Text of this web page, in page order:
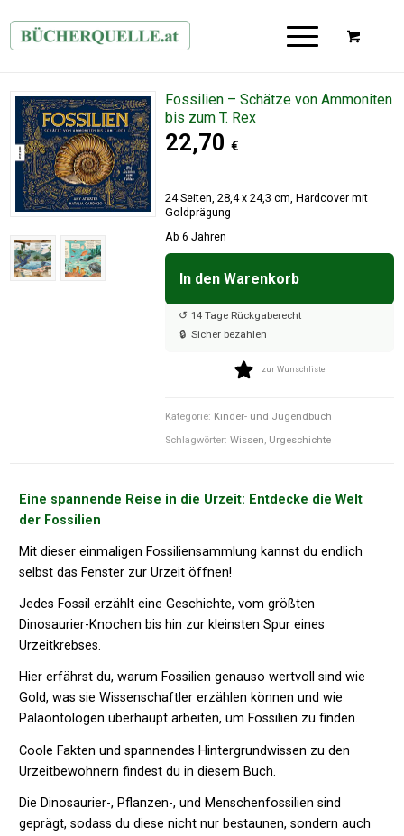
Fossilien – Schätze von Ammoniten
bis zum T. Rex
22,70 €
24 Seiten, 28,4 x 24,3 cm, Hardcover mit
Goldprägung
Ab 6 Jahren
In den Warenkorb
↺ 14 Tage Rückgaberecht
🔒 Sicher bezahlen
zur Wunschliste
Kategorie: Kinder- und Jugendbuch
Schlagwörter: Wissen, Urgeschichte
Eine spannende Reise in die Urzeit: Entdecke die Welt
der Fossilien
Mit dieser einmaligen Fossiliensammlung kannst du endlich
selbst das Fenster zur Urzeit öffnen!
Jedes Fossil erzählt eine Geschichte, vom größten
Dinosaurier-Knochen bis hin zur kleinsten Spur eines
Urzeitkrebses.
Hier erfährst du, warum Fossilien genauso wertvoll sind wie
Gold, was sie Wissenschaftler erzählen können und wie
Paläontologen überhaupt arbeiten, um Fossilien zu finden.
Coole Fakten und spannendes Hintergrundwissen zu den
Urzeitbewohnern findest du in diesem Buch.
Die Dinosaurier-, Pflanzen-, und Menschenfossilien sind
geprägt, sodass du diese nicht nur bestaunen, sondern auch